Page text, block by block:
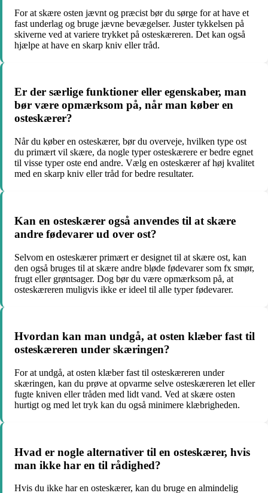
For at skære osten jævnt og præcist bør du sørge for at have et
fast underlag og bruge jævne bevægelser. Juster tykkelsen på
skiverne ved at variere trykket på osteskæreren. Det kan også
hjælpe at have en skarp kniv eller tråd.
Er der særlige funktioner eller egenskaber, man
bør være opmærksom på, når man køber en
osteskærer?
Når du køber en osteskærer, bør du overveje, hvilken type ost
du primært vil skære, da nogle typer osteskærere er bedre egnet
til visse typer oste end andre. Vælg en osteskærer af høj kvalitet
med en skarp kniv eller tråd for bedre resultater.
Kan en osteskærer også anvendes til at skære
andre fødevarer ud over ost?
Selvom en osteskærer primært er designet til at skære ost, kan
den også bruges til at skære andre bløde fødevarer som fx smør,
frugt eller grøntsager. Dog bør du være opmærksom på, at
osteskæreren muligvis ikke er ideel til alle typer fødevarer.
Hvordan kan man undgå, at osten klæber fast til
osteskæreren under skæringen?
For at undgå, at osten klæber fast til osteskæreren under
skæringen, kan du prøve at opvarme selve osteskæreren let eller
fugte kniven eller tråden med lidt vand. Ved at skære osten
hurtigt og med let tryk kan du også minimere klæbrigheden.
Hvad er nogle alternativer til en osteskærer, hvis
man ikke har en til rådighed?
Hvis du ikke har en osteskærer, kan du bruge en almindelig